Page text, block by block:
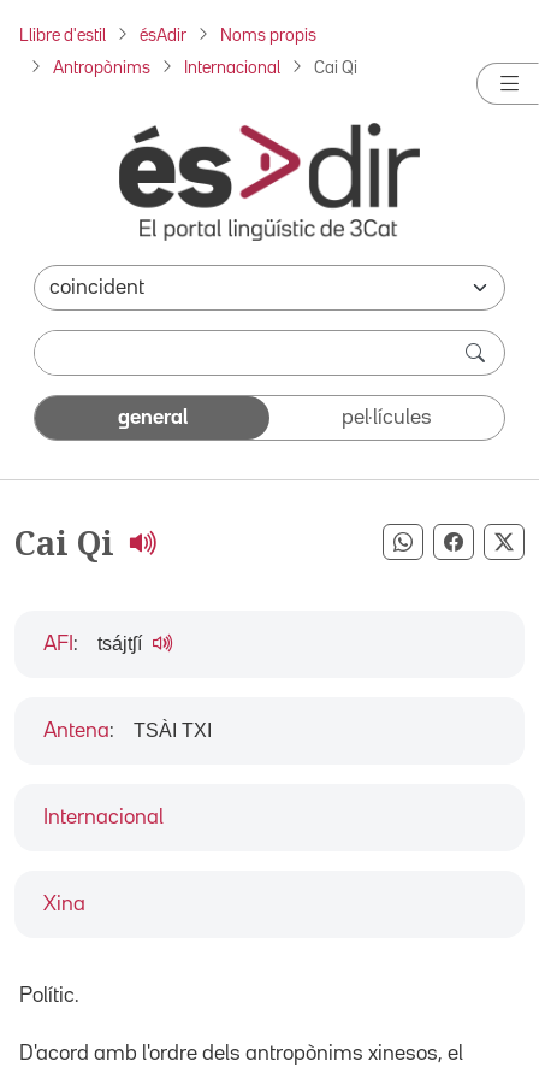
Llibre d'estil ésAdir Noms propis
Antropònims Internacional Cai Qi
general pel·lícules
Cai Qi Compartir
Internacional
Xina
AFI : tsájtʃí
Antena: TSÀI TXI
Polític.
D'acord amb l'ordre dels antropònims xinesos, el